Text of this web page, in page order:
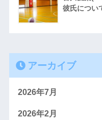
彼氏につい
アーカイブ
2026年7月
2026年2月